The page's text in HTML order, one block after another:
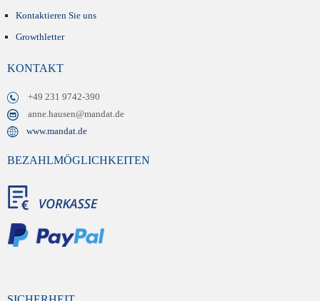
Kontaktieren Sie uns
Growthletter
KONTAKT
+49 231 9742-390
anne.hausen@mandat.de
www.mandat.de
BEZAHLMÖGLICHKEITEN